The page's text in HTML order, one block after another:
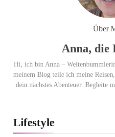
Glashütte
Punkten.
Über
Anna, die
Hi, ich bin Anna –
meinem Blog teile ich meine
dein nächstes Abenteuer. Begleite
Lifestyle